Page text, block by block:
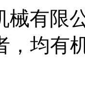
械有限
，均有